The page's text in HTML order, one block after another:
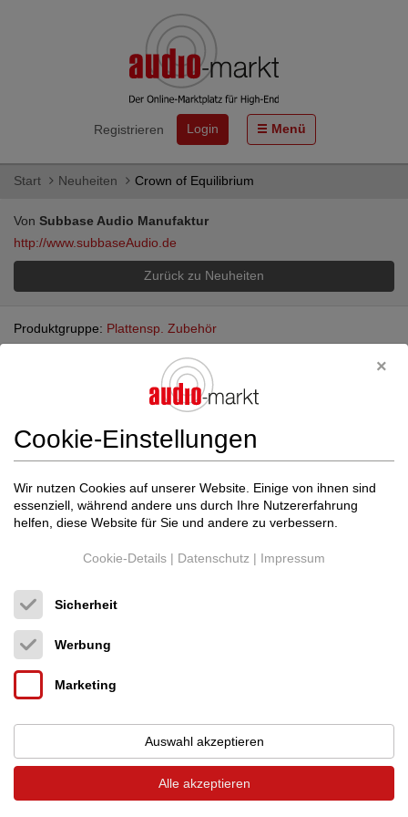
Registrieren Login Menü
Start Neuheiten Crown of Equilibrium
Von Subbase Audio Manufaktur
http://www.subbaseAudio.de
Zurück zu Neuheiten
Produktgruppe: Plattensp. Zubehör
Crown of Equilibrium
Der Titel |Crown of Equilibrium
Braucht die Welt noch ein Schallplattengewicht?
Cookie-Einstellungen
Wir nutzen Cookies auf unserer Website. Einige von ihnen sind
essenziell, während andere uns durch Ihre Nutzererfahrung
helfen, diese Website für Sie und andere zu verbessern.
Cookie-Details | Datenschutz | Impressum
Sicherheit
Werbung
Marketing
Auswahl akzeptieren
Alle akzeptieren